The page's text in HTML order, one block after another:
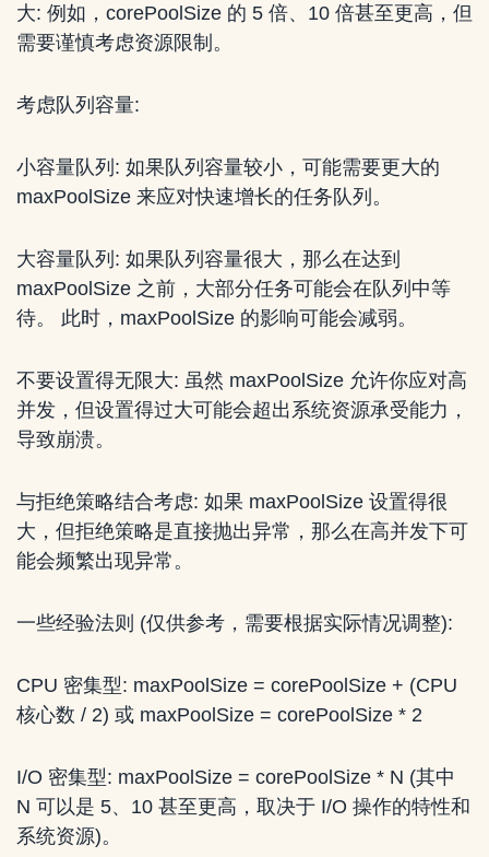
大: 例如，corePoolSize 的 5 倍、10 倍甚至更高，但
需要谨慎考虑资源限制。
考虑队列容量:
小容量队列: 如果队列容量较小，可能需要更大的
maxPoolSize 来应对快速增长的任务队列。
大容量队列: 如果队列容量很大，那么在达到
maxPoolSize 之前，大部分任务可能会在队列中等
待。 此时，maxPoolSize 的影响可能会减弱。
不要设置得无限大: 虽然 maxPoolSize 允许你应对高
并发，但设置得过大可能会超出系统资源承受能力，
导致崩溃。
与拒绝策略结合考虑: 如果 maxPoolSize 设置得很
大，但拒绝策略是直接抛出异常，那么在高并发下可
能会频繁出现异常。
一些经验法则 (仅供参考，需要根据实际情况调整):
CPU 密集型: maxPoolSize = corePoolSize + (CPU
核心数 / 2) 或 maxPoolSize = corePoolSize * 2
I/O 密集型: maxPoolSize = corePoolSize * N (其中
N 可以是 5、10 甚至更高，取决于 I/O 操作的特性和
系统资源)。